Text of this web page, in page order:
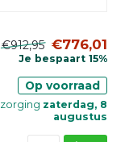
€912,95 €776,01
Je bespaart 15%
Op voorraad
zaterdag, 8
augustus